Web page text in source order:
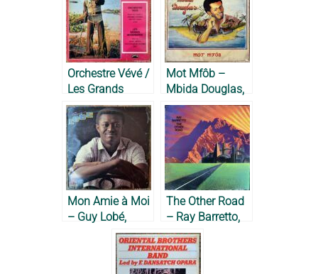
Orchestre Vévé /
Les Grands
Maquisards –
Verckys, 1973
Mot Mfôb –
Mbida Douglas,
1981
Mon Amie à Moi
– Guy Lobé,
The Other Road
– Ray Barretto,
1973